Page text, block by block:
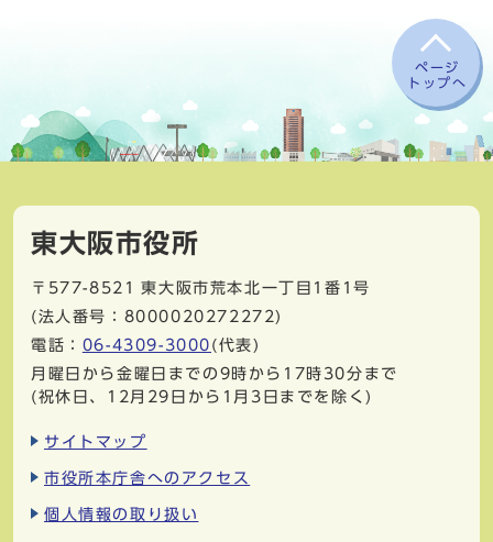
ページ
トップへ
東大阪市役所
〒577-8521
東大阪市荒本北一丁目1番1号
(法人番号：8000020272272)
電話： 06-4309-3000 (代表)
月曜日から金曜日までの9時から17時30分まで
(祝休日、12月29日から1月3日までを除く)
サイトマップ
市役所本庁舎へのアクセス
個人情報の取り扱い